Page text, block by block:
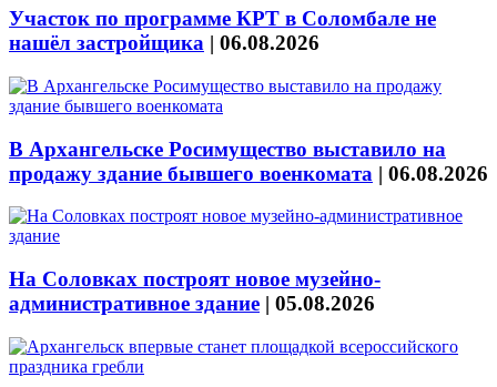
Участок по программе КРТ в Соломбале не
нашёл застройщика | 06.08.2026
В Архангельске Росимущество выставило на
продажу здание бывшего военкомата | 06.08.2026
На Соловках построят новое музейно-
административное здание | 05.08.2026